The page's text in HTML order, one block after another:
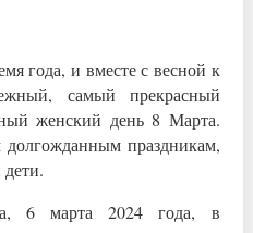
года, и вместе с весной к
самый прекрасный
женский день 8 Марта.
долгожданным праздникам,
6 марта 2024 года, в